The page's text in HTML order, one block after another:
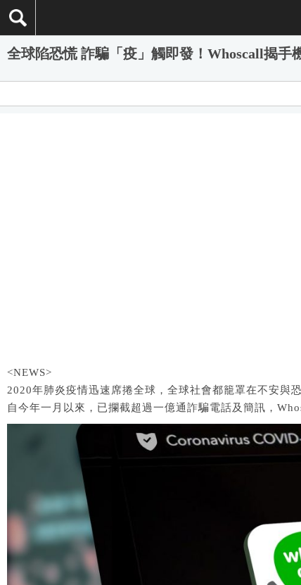
全球陷恐慌 詐騙「疫」觸即發！Whoscall揭手
<NEWS>
2020年肺炎疫情迅速席捲全球，全球社會都籠罩在不安
自今年一月以來，已攔截超過一億通詐騙電話及簡訊，